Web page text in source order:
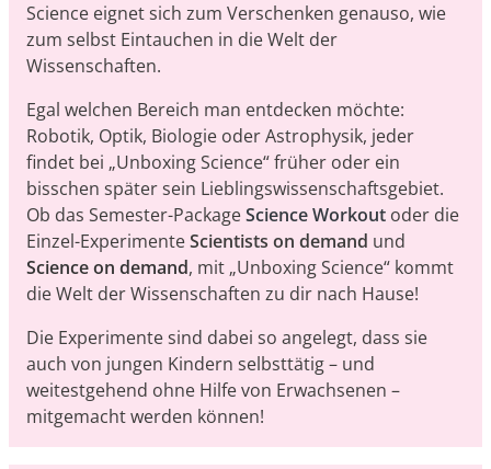
Science eignet sich zum Verschenken genauso, wie
zum selbst Eintauchen in die Welt der
Wissenschaften.
Egal welchen Bereich man entdecken möchte:
Robotik, Optik, Biologie oder Astrophysik, jeder
findet bei „Unboxing Science“ früher oder ein
bisschen später sein Lieblingswissenschaftsgebiet.
Ob das Semester-PackageScience Workout oder die
Einzel-ExperimenteScientists on demand und
Science on demand, mit „Unboxing Science“ kommt
die Welt der Wissenschaften zu dir nach Hause!
Die Experimente sind dabei so angelegt, dass sie
auch von jungen Kindern selbsttätig – und
weitestgehend ohne Hilfe von Erwachsenen –
mitgemacht werden können!